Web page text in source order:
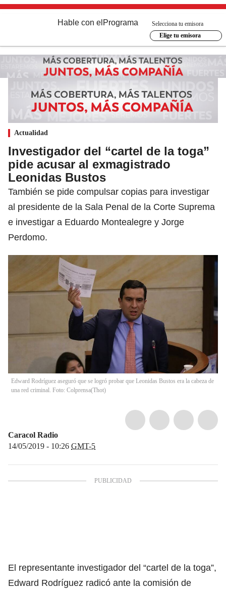
Hable con el Programa
Selecciona tu emisora
Elige tu emisora
Actualidad
Investigador del “cartel de la toga”
pide acusar al exmagistrado
Leonidas Bustos
También se pide compulsar copias para investigar
al presidente de la Sala Penal de la Corte Suprema
e investigar a Eduardo Montealegre y Jorge
Perdomo.
Edward Rodríguez aseguró que se logró probar que Leonidas Bustos era la cabeza de
una red criminal. Foto: Colprensa(Thot)
Caracol Radio
14/05/2019 - 10:26 GMT-5
El representante investigador del “cartel de la toga”,
Edward Rodríguez radicó ante la comisión de